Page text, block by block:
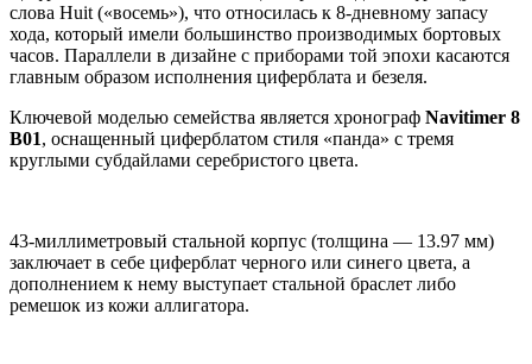
слова Huit («восемь»), что относилась к 8-дневному запасу
хода, который имели большинство производимых бортовых
часов. Параллели в дизайне с приборами той эпохи касаются
главным образом исполнения циферблата и безеля.
Ключевой моделью семейства является хронограф Navitimer 8
B01, оснащенный циферблатом стиля «панда» с тремя
круглыми субдайлами серебристого цвета.
43-миллиметровый стальной корпус (толщина — 13.97 мм)
заключает в себе циферблат черного или синего цвета, а
дополнением к нему выступает стальной браслет либо
ремешок из кожи аллигатора.